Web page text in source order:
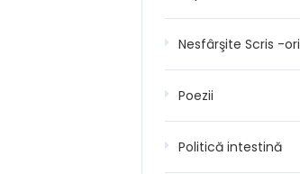
Nesfârşite Scris -ori
Poezii
Politică intestină